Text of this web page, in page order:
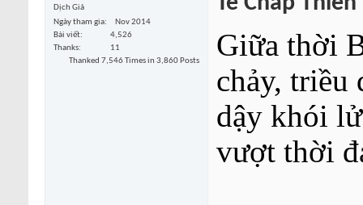
Dịch Giả
Ngày tham gia
Nov 2014
Bài viết
4,526
Thanks
11
Thanked 7,546 Times in 3,860 Posts
Giữa thời
chảy, triều
dậy khói
vượt thời